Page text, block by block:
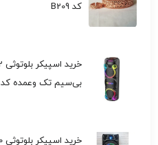
کد B209
بی‌سیم تک وعمده کد F201